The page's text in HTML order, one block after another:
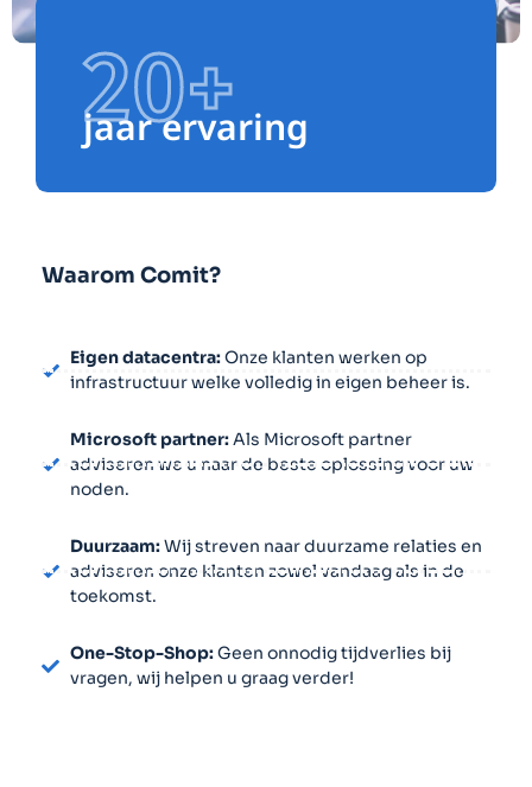
20+
jaar ervaring
Waarom Comit?
Eigen datacentra:Onze klanten werken op
infrastructuur welke volledig in eigen beheer is.
Microsoft partner:Als Microsoft partner
adviseren we u naar de beste oplossing voor uw
noden.
Duurzaam:Wij streven naar duurzame relaties en
adviseren onze klanten zowel vandaag als in de
toekomst.
One-Stop-Shop:Geen onnodig tijdverlies bij
vragen, wij helpen u graag verder!